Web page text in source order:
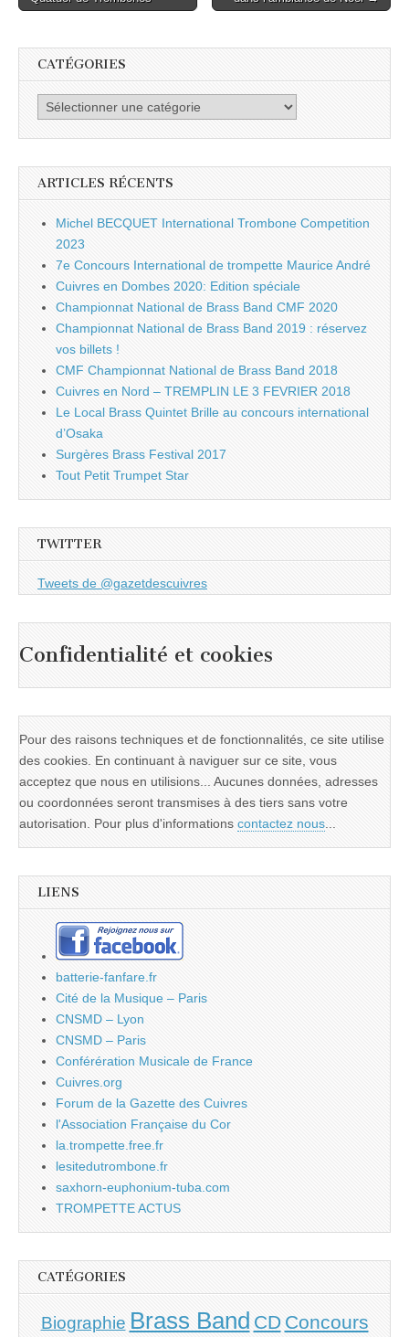
navigation
CATÉGORIES
Catégories
ARTICLES RÉCENTS
Michel BECQUET International Trombone Competition
2023
7e Concours International de trompette Maurice André
Cuivres en Dombes 2020: Edition spéciale
Championnat National de Brass Band CMF 2020
Championnat National de Brass Band 2019 : réservez
vos billets !
CMF Championnat National de Brass Band 2018
Cuivres en Nord – TREMPLIN LE 3 FEVRIER 2018
Le Local Brass Quintet Brille au concours international
d’Osaka
Surgères Brass Festival 2017
Tout Petit Trumpet Star
TWITTER
Tweets de @gazetdescuivres
Confidentialité et cookies
Pour des raisons techniques et de fonctionnalités, ce site utilise
des cookies. En continuant à naviguer sur ce site, vous
acceptez que nous en utilisions... Aucunes données, adresses
ou coordonnées seront transmises à des tiers sans votre
autorisation. Pour plus d'informations contactez nous
LIENS
batterie-fanfare.fr
Cité de la Musique – Paris
CNSMD – Lyon
CNSMD – Paris
Conférération Musicale de France
Cuivres.org
Forum de la Gazette des Cuivres
l'Association Française du Cor
la.trompette.free.fr
lesitedutrombone.fr
saxhorn-euphonium-tuba.com
TROMPETTE ACTUS
CATÉGORIES
Biographie Brass Band CD Concours